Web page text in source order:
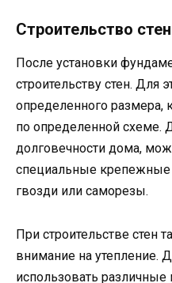
Строительство стен
После установки
строительству стен. Для
определенного размера,
по определенной схеме.
долговечности дома,
специальные крепежные
гвозди или саморезы.
При строительстве стен
внимание на утепление.
использовать